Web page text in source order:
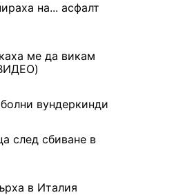
на... асфалт
ме да викам
вундеркинди
след сбиване в
в Италия